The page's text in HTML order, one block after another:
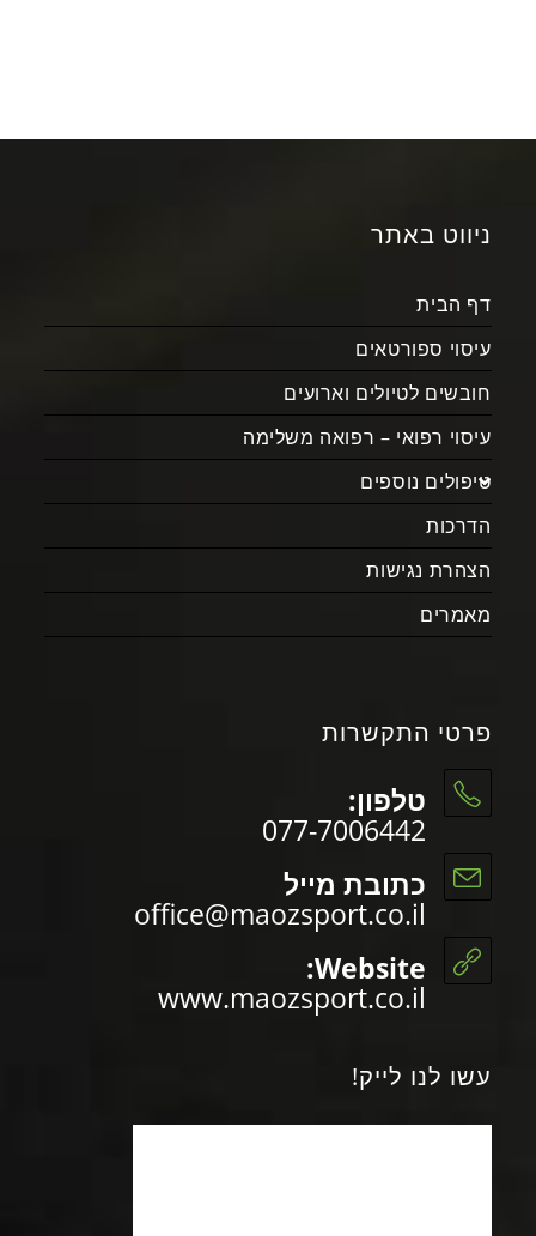
ניווט באתר
דף הבית
עיסוי ספורטאים
חובשים לטיולים וארועים
עיסוי רפואי – רפואה משלימה
טיפולים נוספים
הדרכות
הצהרת נגישות
מאמרים
פרטי התקשרות
טלפון:
077-7006442
כתובת מייל
office@maozsport.co.il
Website:
www.maozsport.co.il
עשו לנו לייק!